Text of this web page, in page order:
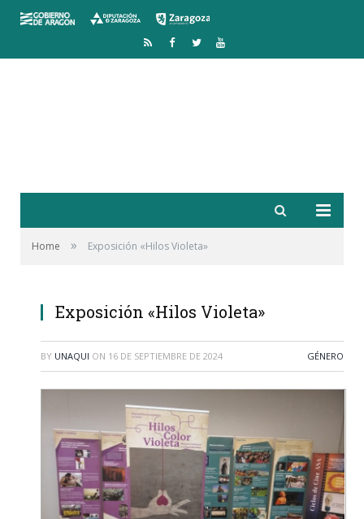
RSS Facebook
TwitterYouTube
Home » Exposición «Hilos Violeta»
Exposición «Hilos Violeta»
BY UNAQUI ON 16 DE SEPTIEMBRE DE 2024 GÉNERO